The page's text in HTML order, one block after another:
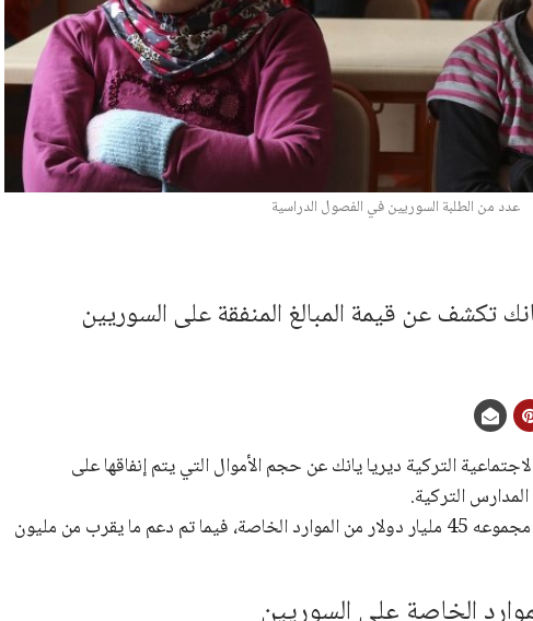
عدد من الطلبة السوريين في الفصول الدراسية
تكشف عن قيمة المبالغ المنفقة على السوريين
التركية ديريا يانك عن حجم الأموال التي يتم إنفاقها على
التركية.
؛ فقد أنفق ما مجموعه 45 مليار دولار من الموارد الخاصة، فيما تم دعم ما يقرب من مليون